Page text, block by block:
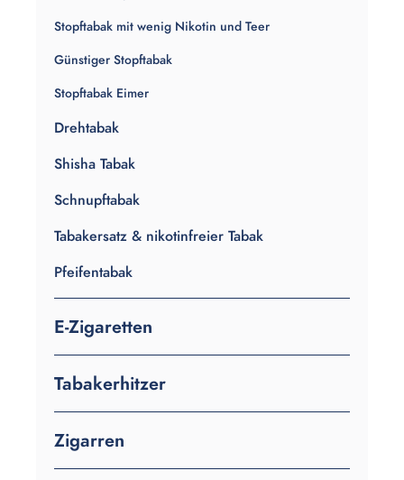
Stopftabak mit wenig Nikotin und Teer
Günstiger Stopftabak
Stopftabak Eimer
Drehtabak
Shisha Tabak
Schnupftabak
Tabakersatz & nikotinfreier Tabak
Pfeifentabak
E-Zigaretten
Tabakerhitzer
Zigarren